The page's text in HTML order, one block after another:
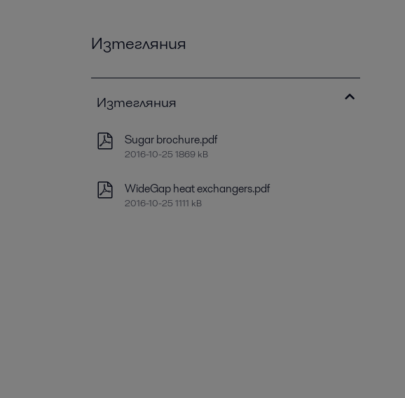
Изтегляния
Изтегляния
Sugar brochure.pdf
2016-10-25 1869 kB
WideGap heat exchangers.pdf
2016-10-25 1111 kB